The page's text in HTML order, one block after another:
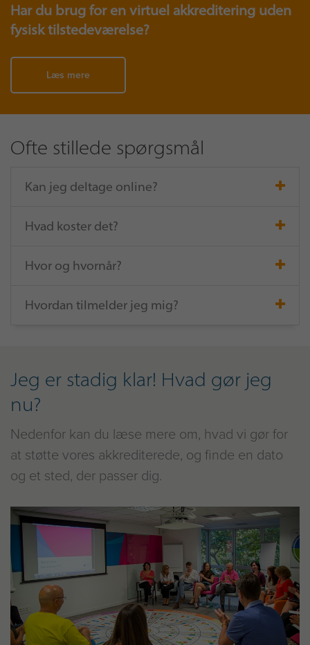
Har du brug for en virtuel akkreditering uden
fysisk tilstedeværelse?
Læs mere
Ofte stillede spørgsmål
Kan jeg deltage online?
Hvad koster det?
Hvor og hvornår?
Hvordan tilmelder jeg mig?
Jeg er stadig klar! Hvad gør jeg
nu?
Nedenfor kan du læse mere om, hvad vi gør for
at støtte vores akkrediterede, og finde en dato
og et sted, der passer dig.